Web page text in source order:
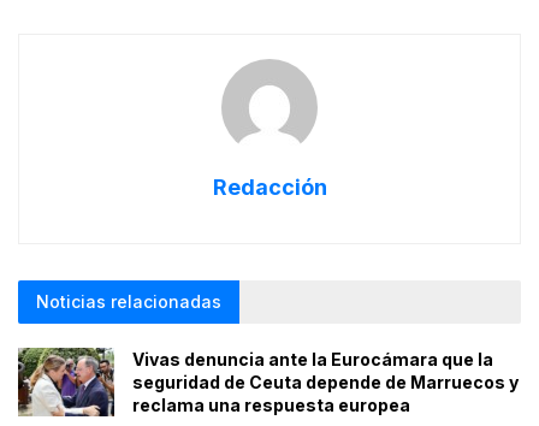
Redacción
Noticias relacionadas
Vivas denuncia ante la Eurocámara que la
seguridad de Ceuta depende de Marruecos y
reclama una respuesta europea